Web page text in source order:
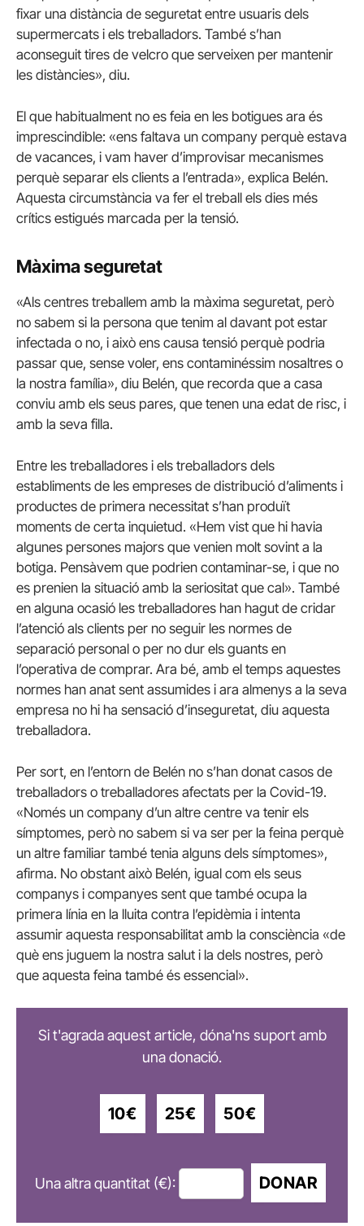
fixar una distància de seguretat entre usuaris dels
supermercats i els treballadors. També s’han
aconseguit tires de velcro que serveixen per mantenir
les distàncies», diu.
El que habitualment no es feia en les botigues ara és
imprescindible: «ens faltava un company perquè estava
de vacances, i vam haver d’improvisar mecanismes
perquè separar els clients a l’entrada», explica Belén.
Aquesta circumstància va fer el treball els dies més
crítics estigués marcada per la tensió.
Màxima seguretat
«Als centres treballem amb la màxima seguretat, però
no sabem si la persona que tenim al davant pot estar
infectada o no, i això ens causa tensió perquè podria
passar que, sense voler, ens contaminéssim nosaltres o
la nostra família», diu Belén, que recorda que a casa
conviu amb els seus pares, que tenen una edat de risc, i
amb la seva filla.
Entre les treballadores i els treballadors dels
establiments de les empreses de distribució d’aliments i
productes de primera necessitat s’han produït
moments de certa inquietud. «Hem vist que hi havia
algunes persones majors que venien molt sovint a la
botiga. Pensàvem que podrien contaminar-se, i que no
es prenien la situació amb la seriositat que cal». També
en alguna ocasió les treballadores han hagut de cridar
l’atenció als clients per no seguir les normes de
separació personal o per no dur els guants en
l’operativa de comprar. Ara bé, amb el temps aquestes
normes han anat sent assumides i ara almenys a la seva
empresa no hi ha sensació d’inseguretat, diu aquesta
treballadora.
Per sort, en l’entorn de Belén no s’han donat casos de
treballadors o treballadores afectats per la Covid-19.
«Només un company d’un altre centre va tenir els
símptomes, però no sabem si va ser per la feina perquè
un altre familiar també tenia alguns dels símptomes»,
afirma. No obstant això Belén, igual com els seus
companys i companyes sent que també ocupa la
primera línia en la lluita contra l’epidèmia i intenta
assumir aquesta responsabilitat amb la consciència «de
què ens juguem la nostra salut i la dels nostres, però
que aquesta feina també és essencial».
Si t'agrada aquest article, dóna'ns suport amb
una donació.
10€ 25€ 50€
Una altra quantitat (€): DONAR